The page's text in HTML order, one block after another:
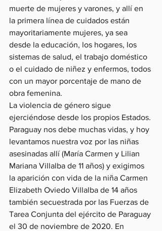
muerte de mujeres y varones, y allí en
la primera línea de cuidados están
mayoritariamente mujeres, ya sea
desde la educación, los hogares, los
sistemas de salud, el trabajo doméstico
o el cuidado de niñez y enfermos, todos
con un mayor porcentaje de mano de
obra femenina.
La violencia de género sigue
ejerciéndose desde los propios Estados.
Paraguay nos debe muchas vidas, y hoy
levantamos nuestra voz por las niñas
asesinadas allí (María Carmen y Lilian
Mariana Villalba de 11 años) y exigimos
la aparición con vida de la niña Carmen
Elizabeth Oviedo Villalba de 14 años
también secuestrada por las Fuerzas de
Tarea Conjunta del ejército de Paraguay
el 30 de noviembre de 2020. En